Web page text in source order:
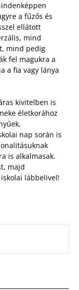
a fűzős és
ellátott
mind
mind pedig
fel magukra a
a fia vagy lánya
kivitelben is
életkorához
nap során is
is alkalmasak.
majd
lábbelivel!